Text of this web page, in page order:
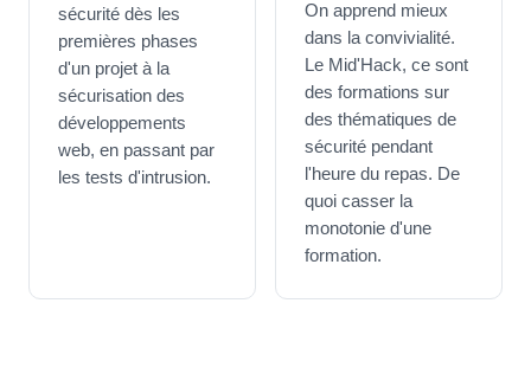
sécurité dès les
premières phases
d'un projet à la
sécurisation des
développements
web, en passant par
les tests d'intrusion.
On apprend mieux
dans la convivialité.
Le Mid'Hack, ce sont
des formations sur
des thématiques de
sécurité pendant
l'heure du repas. De
quoi casser la
monotonie d'une
formation.